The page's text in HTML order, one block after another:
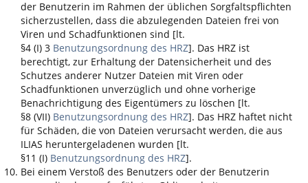
der Benutzerin im Rahmen der üblichen Sorgfaltspflichten
sicherzustellen, dass die abzulegenden Dateien frei von
Viren und Schadfunktionen sind [lt.
§4 (I) 3 Benutzungsordnung des HRZ]. Das HRZ ist
berechtigt, zur Erhaltung der Datensicherheit und des
Schutzes anderer Nutzer Dateien mit Viren oder
Schadfunktionen unverzüglich und ohne vorherige
Benachrichtigung des Eigentümers zu löschen [lt.
§8 (VII) Benutzungsordnung des HRZ]. Das HRZ haftet nicht
für Schäden, die von Dateien verursacht werden, die aus
ILIAS heruntergeladenen wurden [lt.
§11 (I) Benutzungsordnung des HRZ].
Bei einem Verstoß des Benutzers oder der Benutzerin